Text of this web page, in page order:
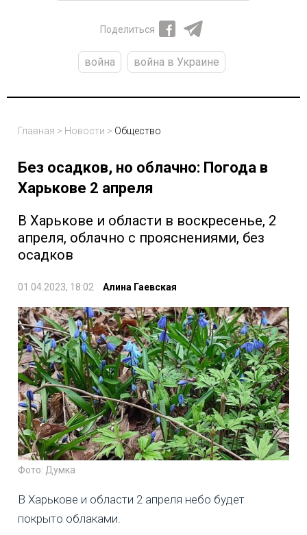
Поделиться
война война в Украине
Главная > Новости > Общество
Без осадков, но облачно: Погода в
Харькове 2 апреля
В Харькове и области в воскресенье, 2
апреля, облачно с прояснениями, без
осадков
01.04.2023, 18:02 Алина Гаевская
Фото: Думка
В Харькове и области 2 апреля небо будет
покрыто облаками.